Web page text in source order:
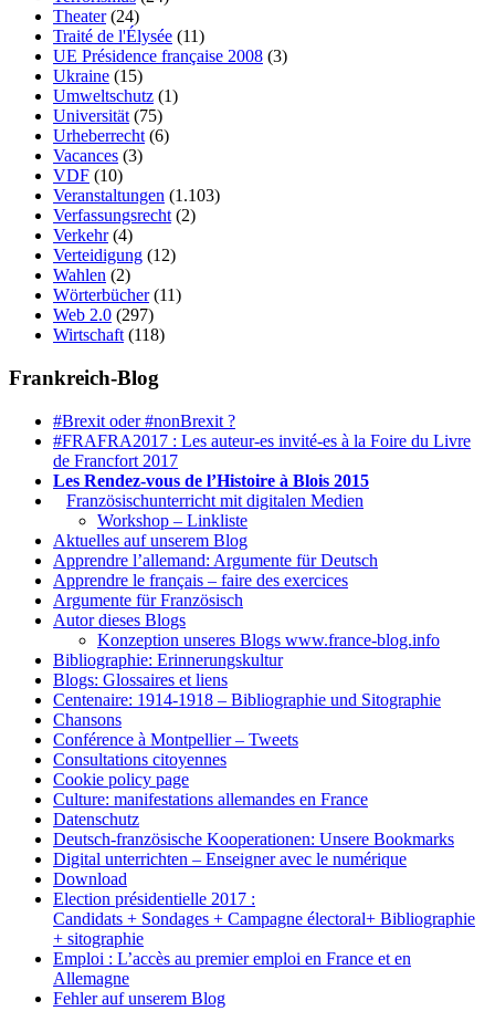
Theater(24)
Traité de l'Élysée (11)
UE Présidence française 2008 (3)
Ukraine (15)
Umweltschutz (1)
Universität (75)
Urheberrecht (6)
Vacances (3)
VDF (10)
Veranstaltungen (1.103)
Verfassungsrecht (2)
Verkehr(4)
Verteidigung (12)
Wahlen (2)
Wörterbücher(11)
Web 2.0 (297)
Wirtschaft (118)
Frankreich-Blog
#Brexit oder #nonBrexit ?
#FRAFRA2017 : Les auteur-es invité-es à la Foire du Livre
de Francfort 2017
Les Rendez-vous de l’Histoire à Blois 2015
Französischunterricht mit digitalen Medien
Workshop – Linkliste
Aktuelles auf unserem Blog
Apprendre l’allemand: Argumente für Deutsch
Apprendre le français – faire des exercices
Argumente für Französisch
Autor dieses Blogs
Konzeption unseres Blogs www.france-blog.info
Bibliographie: Erinnerungskultur
Blogs: Glossaires et liens
Centenaire: 1914-1918 – Bibliographie und Sitographie
Chansons
Conférence à Montpellier – Tweets
Consultations citoyennes
Cookie policy page
Culture: manifestations allemandes en France
Datenschutz
Deutsch-französische Kooperationen: Unsere Bookmarks
Digital unterrichten – Enseigner avec le numérique
Download
Election présidentielle 2017 :
Candidats + Sondages + Campagne électoral+ Bibliographie
+ sitographie
Emploi : L’accès au premier emploi en France et en
Allemagne
Fehler auf unserem Blog